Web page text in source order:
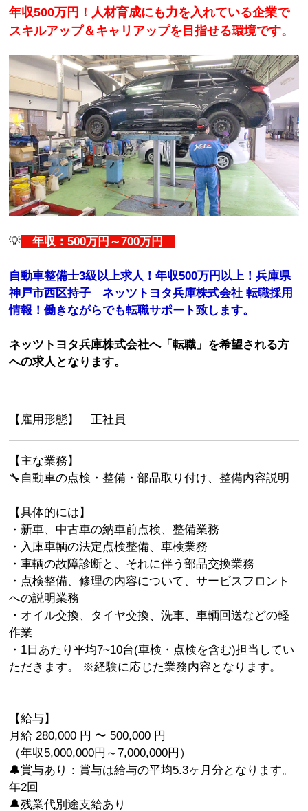
年収500万円！人材育成にも力を入れている企業で
スキルアップ＆キャリアップを目指せる環境です。
💡 年収：500万円～700万円
自動車整備士3級以上求人！年収500万円以上！兵庫県
神戸市西区持子 ネッツトヨタ兵庫株式会社 転職採用
情報！働きながらでも転職サポート致します。
ネッツトヨタ兵庫株式会社へ「転職」を希望される方
への求人となります。
【雇用形態】 正社員
【主な業務】
🔧自動車の点検・整備・部品取り付け、整備内容説明
【具体的には】
・新車、中古車の納車前点検、整備業務
・入庫車輌の法定点検整備、車検業務
・車輌の故障診断と、それに伴う部品交換業務
・点検整備、修理の内容について、サービスフロント
への説明業務
・オイル交換、タイヤ交換、洗車、車輌回送などの軽
作業
・1日あたり平均7~10台(車検・点検を含む)担当してい
ただきます。 ※経験に応じた業務内容となります。
【給与】
月給 280,000 円 〜 500,000 円
（年収5,000,000円～7,000,000円）
🔔賞与あり：賞与は給与の平均5.3ヶ月分となります。
年2回
🔔残業代別途支給あり